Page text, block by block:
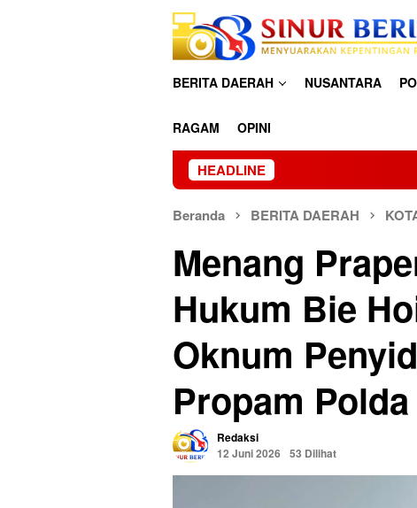
BERITA DAERAH NUSANTARA
RAGAM OPINI
HEADLINE Tangis
Beranda BERITA DAERAH
Menang
Hukum Bie
Oknum
Propam
Redaksi
12 Juni 2026
53 Dilihat